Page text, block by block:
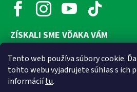
Tento web používa súbory cookie.
tohto webu vyjadrujete súhlas s ich
informáciítu.
ZÍSKALI SME VĎAKA VÁM